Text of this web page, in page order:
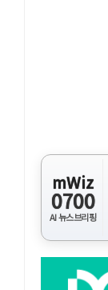
mWiz
0700
AI 뉴스브리핑